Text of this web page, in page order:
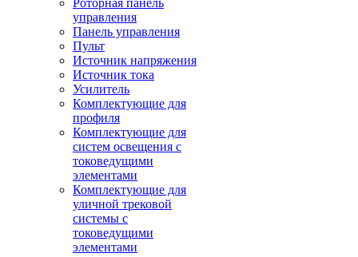
Роторная панель
управления
Панель управления
Пульт
Источник напряжения
Источник тока
Усилитель
Комплектующие для
профиля
Комплектующие для
систем освещения с
токоведущими
элементами
Комплектующие для
уличной трековой
системы с
токоведущими
элементами